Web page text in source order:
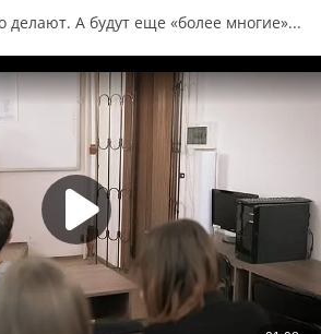
делают. А будут еще «более многие»...